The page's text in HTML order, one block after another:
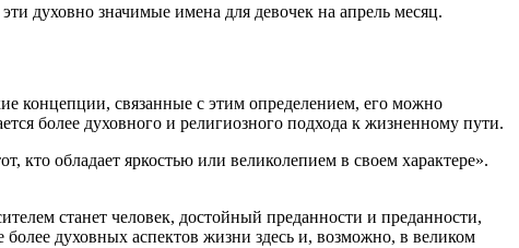
духовно значимые имена для девочек на апрель месяц.
концепции, связанные с этим определением, его можно
более духовного и религиозного подхода к жизненному пути.
кто обладает яркостью или великолепием в своем характере».
станет человек, достойный преданности и преданности,
более духовных аспектов жизни здесь и, возможно, в великом